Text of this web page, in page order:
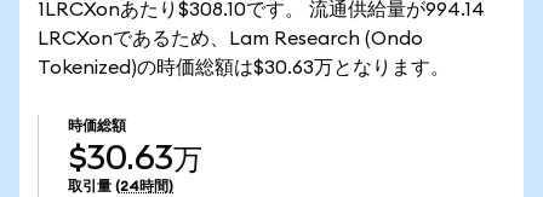
1LRCXonあたり$308.10です。 流通供給量が994.14
LRCXonであるため、Lam Research (Ondo
Tokenized)の時価総額は$30.63万となります。
時価総額
$30.63万
取引量 (24時間)